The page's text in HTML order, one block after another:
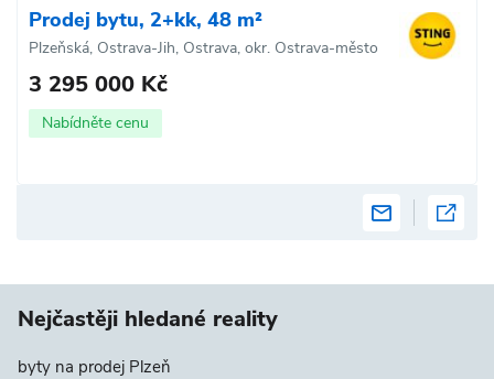
Prodej bytu, 2+kk, 48 m²
Plzeňská, Ostrava-Jih, Ostrava, okr. Ostrava-město
3 295 000 Kč
Nabídněte cenu
Nejčastěji hledané reality
byty na prodej Plzeň